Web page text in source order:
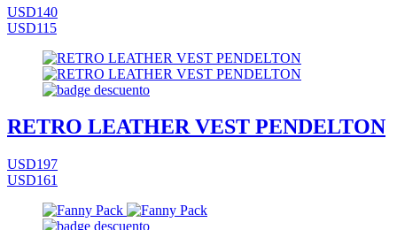
USD140
USD115
RETRO LEATHER VEST PENDELTON
USD197
USD161